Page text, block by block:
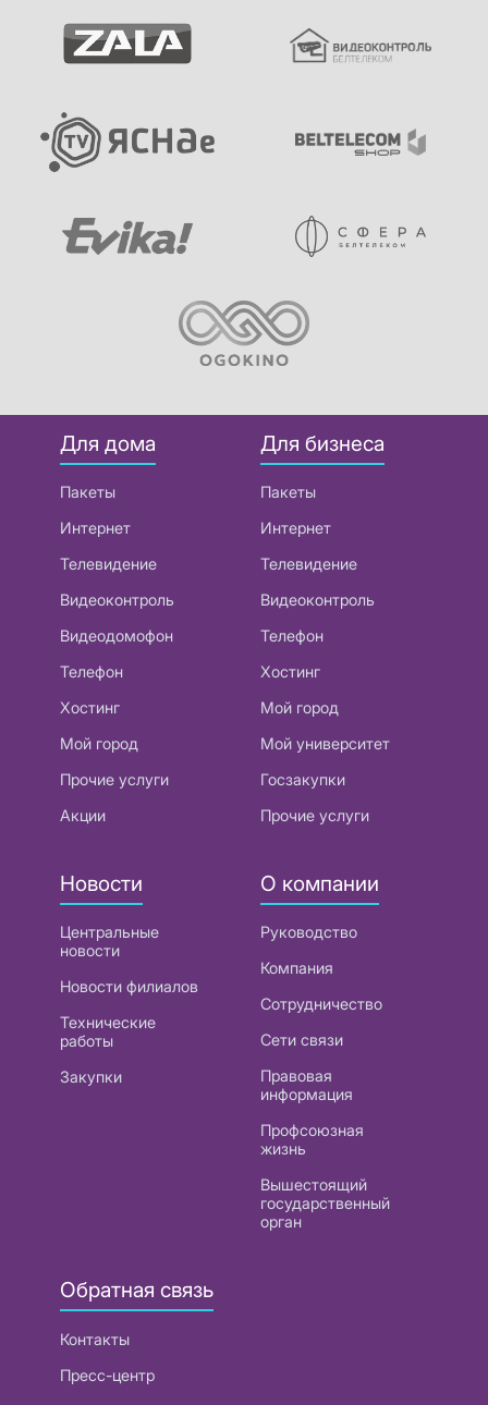
Для дома
Пакеты
Интернет
Телевидение
Видеоконтроль
Видеодомофон
Телефон
Хостинг
Мой город
Прочие услуги
Акции
Для бизнеса
Пакеты
Интернет
Телевидение
Видеоконтроль
Телефон
Хостинг
Мой город
Мой университет
Госзакупки
Прочие услуги
Новости
Центральные
новости
Новости филиалов
Технические
работы
Закупки
О компании
Руководство
Компания
Сотрудничество
Сети связи
Правовая
информация
Профсоюзная
жизнь
Вышестоящий
государственный
орган
Обратная связь
Контакты
Пресс-центр